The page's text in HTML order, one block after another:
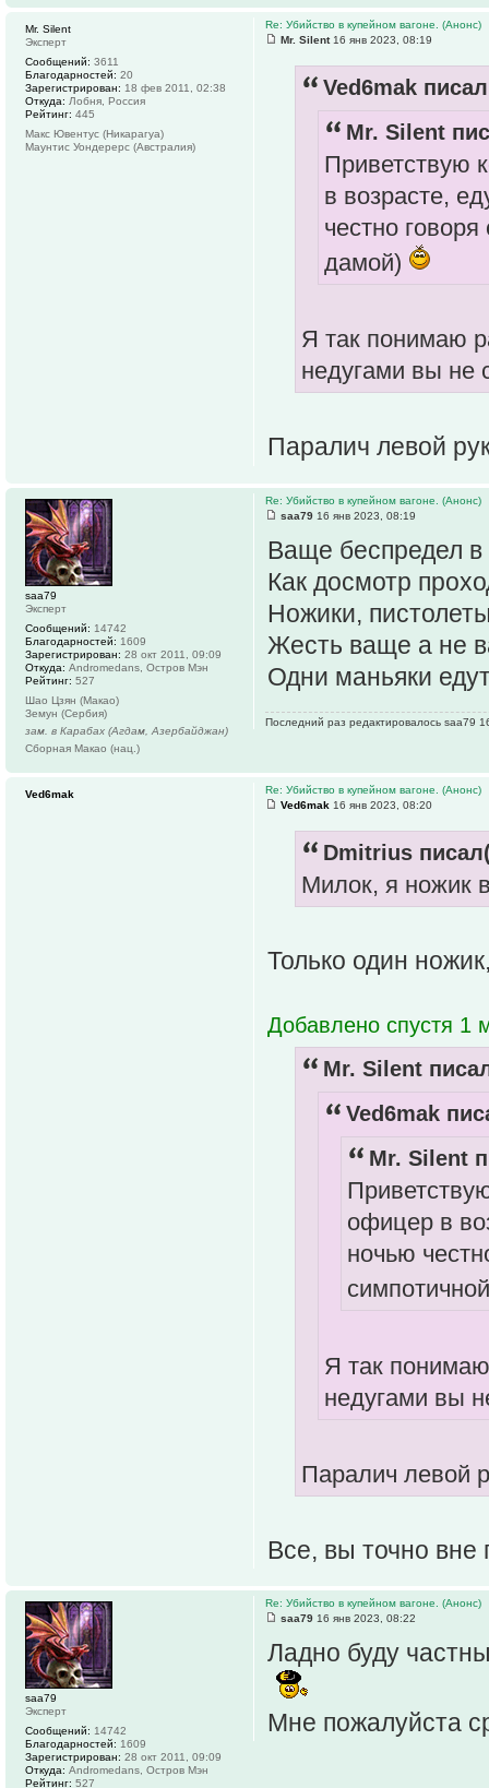
Re: Убийство в купейном вагоне. (Анонс)
Mr. Silent16 янв 2023, 08:19
Ved6mak
Mr. Silent
Приветствую
в возрасте,
честно
дамой)
Я так понимаю
недугами вы не
Паралич левой
Mr. Silent
Эксперт
Сообщений: 3611
Благодарностей: 20
Зарегистрирован: 18 фев 2011, 02:38
Откуда: Лобня, Россия
Рейтинг: 445
Макс Ювентус (Никарагуа)
Маунтис Уондерерс (Австралия)
Re: Убийство в купейном вагоне. (Анонс)
saa79 16 янв 2023, 08:19
Ваще беспредел
Как досмотр
Ножики,
Жесть ваще а не
Одни маньяки
Последний раз редактировалось saa79
saa79
Эксперт
Сообщений: 14742
Благодарностей: 1609
Зарегистрирован: 28 окт 2011, 09:09
Откуда: Andromedans, Остров Мэн
Рейтинг: 527
Шао Цзян (Макао)
Земун (Сербия)
зам. в Карабах (Агдам, Азербайджан)
Сборная Макао (нац.)
Re: Убийство в купейном вагоне. (Анонс)
Ved6mak 16 янв 2023, 08:20
Dmitrius
Милок, я ножик
Только один
Добавлено спустя 1
Mr. Silent
Ved6mak
Mr. Silent
офицер в
ночью
Я так
недугами вы
Паралич левой
Все, вы точно вне
Ved6mak
Re: Убийство в купейном вагоне. (Анонс)
saa79 16 янв 2023, 08:22
Ладно буду
Мне пожалуйста
saa79
Эксперт
Сообщений: 14742
Благодарностей: 1609
Зарегистрирован: 28 окт 2011, 09:09
Откуда: Andromedans, Остров Мэн
Рейтинг: 527